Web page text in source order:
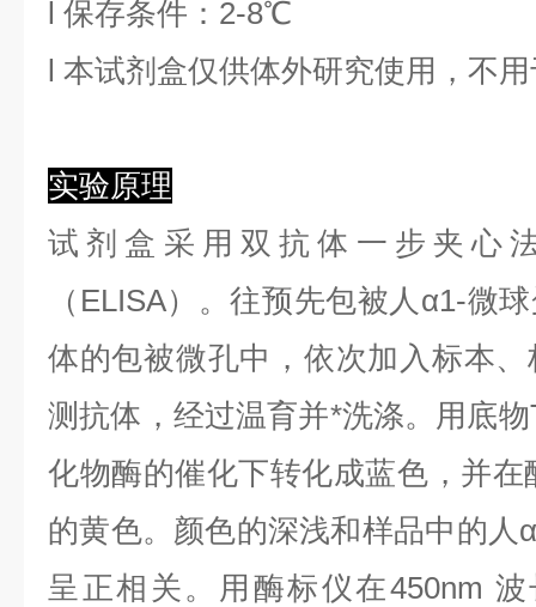
l 保存条件： 2-8℃
l 本试剂盒仅供体外研究使用，不
实验原理
试剂盒采用双抗体一步夹心
（ELISA）。往预先包被人α1-微
体的包被微孔中，依次加入标本
测抗体，经过温育并*洗涤。用底
化物酶的催化下转化成蓝色，并
的黄色。颜色的深浅和样品中的人
呈正相关。用酶标仪在450nm